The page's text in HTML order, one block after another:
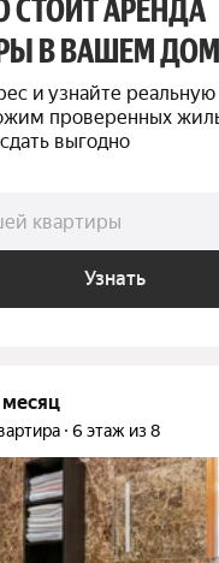
СТОИТ АРЕНДА
В ВАШЕМ
и узнайте
проверенных
выгодно
квартиры
Узнать
месяц
6 этаж из 8